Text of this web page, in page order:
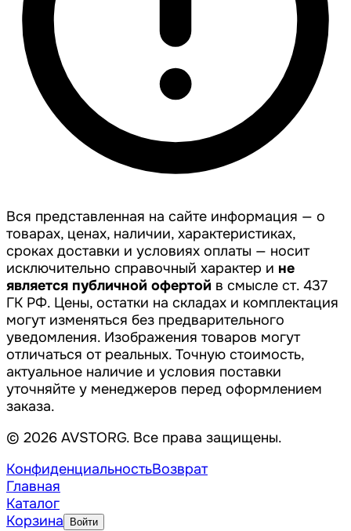
Вся представленная на сайте информация — о
товарах, ценах, наличии, характеристиках,
сроках доставки и условиях оплаты — носит
исключительно справочный характер и не
является публичной офертой в смысле ст. 437
ГК РФ. Цены, остатки на складах и комплектация
могут изменяться без предварительного
уведомления. Изображения товаров могут
отличаться от реальных. Точную стоимость,
актуальное наличие и условия поставки
уточняйте у менеджеров перед оформлением
заказа.
© 2026 AVSTORG. Все права защищены.
КонфиденциальностьВозврат
Главная
Каталог
Корзина
Войти